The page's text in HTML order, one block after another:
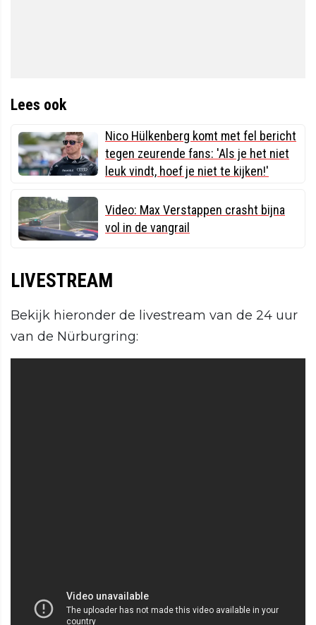
Lees ook
Nico Hülkenberg komt met fel bericht
tegen zeurende fans: 'Als je het niet
leuk vindt, hoef je niet te kijken!'
Video: Max Verstappen crasht bijna
vol in de vangrail
LIVESTREAM
Bekijk hieronder de livestream van de 24 uur
van de Nürburgring: